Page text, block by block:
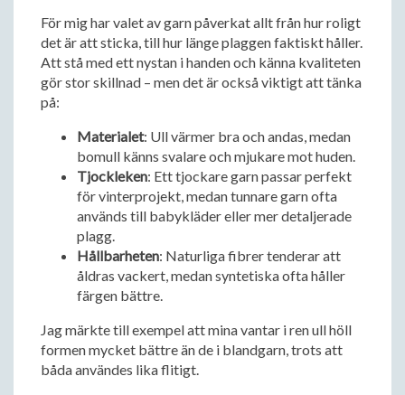
För mig har valet av garn påverkat allt från hur roligt
det är att sticka, till hur länge plaggen faktiskt håller.
Att stå med ett nystan i handen och känna kvaliteten
gör stor skillnad – men det är också viktigt att tänka
på:
Materialet: Ull värmer bra och andas, medan
bomull känns svalare och mjukare mot huden.
Tjockleken: Ett tjockare garn passar perfekt
för vinterprojekt, medan tunnare garn ofta
används till babykläder eller mer detaljerade
plagg.
Hållbarheten: Naturliga fibrer tenderar att
åldras vackert, medan syntetiska ofta håller
färgen bättre.
Jag märkte till exempel att mina vantar i ren ull höll
formen mycket bättre än de i blandgarn, trots att
båda användes lika flitigt.